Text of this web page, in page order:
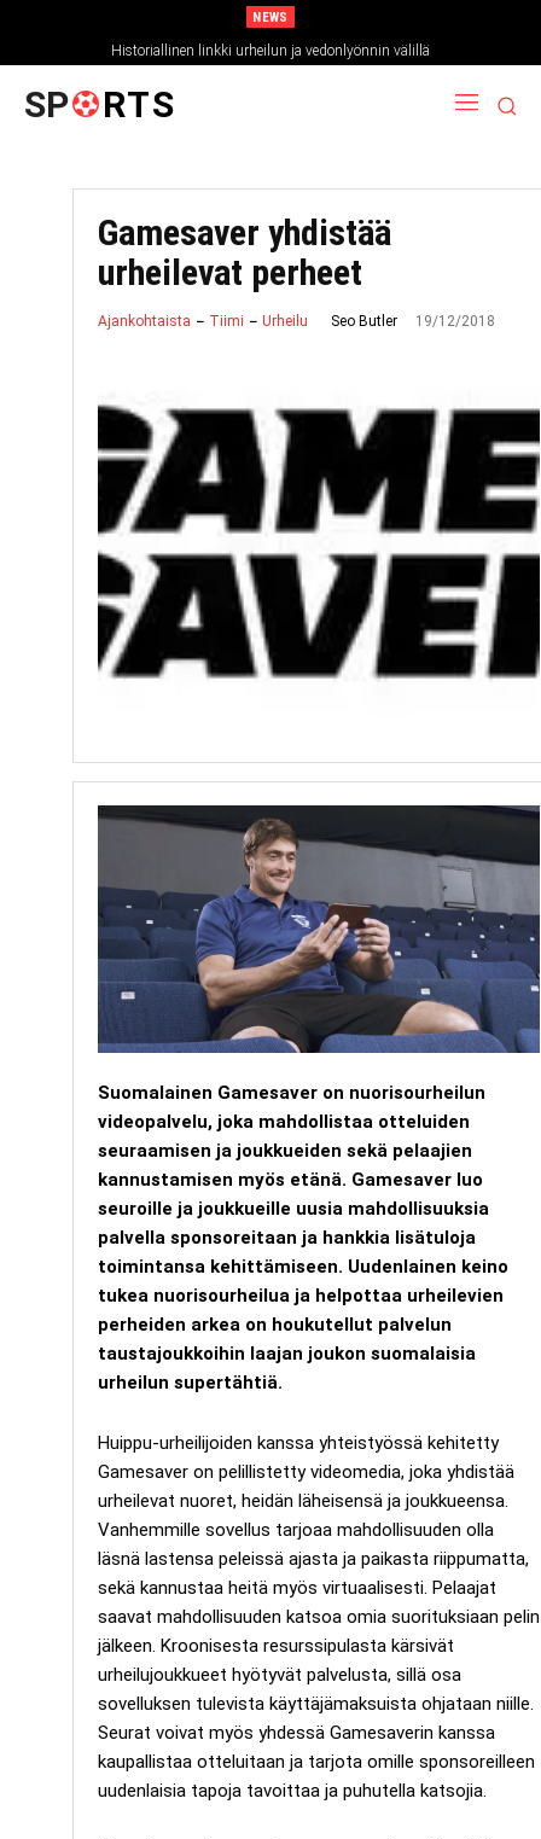
NEWS
Historiallinen linkki urheilun ja vedonlyönnin välillä
SP RTS
Gamesaver yhdistää
urheilevat perheet
Ajankohtaista Tiimi Urheilu Seo Butler 19/12/2018
Suomalainen Gamesaver on nuorisourheilun
videopalvelu, joka mahdollistaa otteluiden
seuraamisen ja joukkueiden sekä pelaajien
kannustamisen myös etänä. Gamesaver luo
seuroille ja joukkueille uusia mahdollisuuksia
palvella sponsoreitaan ja hankkia lisätuloja
toimintansa kehittämiseen. Uudenlainen keino
tukea nuorisourheilua ja helpottaa urheilevien
perheiden arkea on houkutellut palvelun
taustajoukkoihin laajan joukon suomalaisia
urheilun supertähtiä.
Huippu-urheilijoiden kanssa yhteistyössä kehitetty
Gamesaver on pelillistetty videomedia, joka yhdistää
urheilevat nuoret, heidän läheisensä ja joukkueensa.
Vanhemmille sovellus tarjoaa mahdollisuuden olla
läsnä lastensa peleissä ajasta ja paikasta riippumatta,
sekä kannustaa heitä myös virtuaalisesti. Pelaajat
saavat mahdollisuuden katsoa omia suorituksiaan pelin
jälkeen. Kroonisesta resurssipulasta kärsivät
urheilujoukkueet hyötyvät palvelusta, sillä osa
sovelluksen tulevista käyttäjämaksuista ohjataan niille.
Seurat voivat myös yhdessä Gamesaverin kanssa
kaupallistaa otteluitaan ja tarjota omille sponsoreilleen
uudenlaisia tapoja tavoittaa ja puhutella katsojia.